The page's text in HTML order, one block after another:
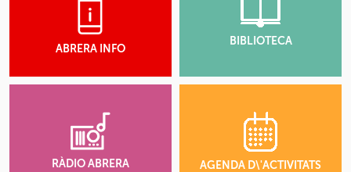
ABRERA INFO
BIBLIOTECA
RÀDIO ABRERA AGENDA D\'ACTIVITATS